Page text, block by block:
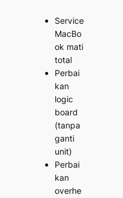
Service
MacBo
ok mati
total
Perbai
kan
logic
board
(tanpa
ganti
unit)
Perbai
kan
overhe